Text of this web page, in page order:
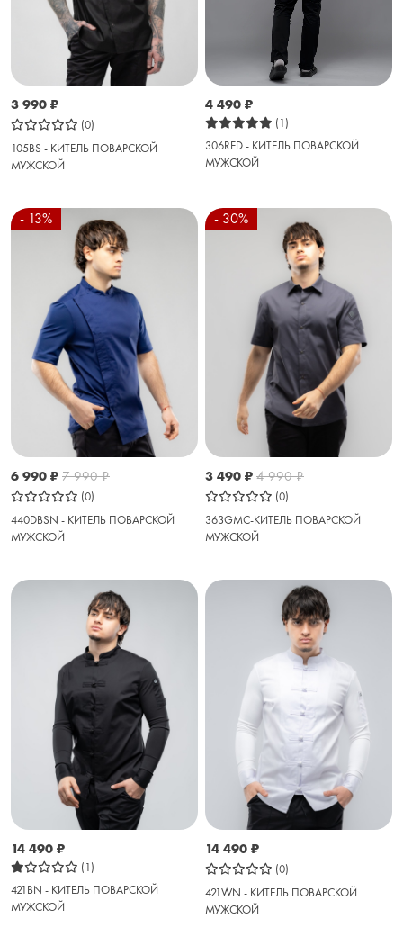
3 990 ₽
(0)
105BS - КИТЕЛЬ ПОВАРСКОЙ
МУЖСКОЙ
4 490 ₽
(1)
306RED - КИТЕЛЬ ПОВАРСКОЙ
МУЖСКОЙ
- 13%
6 990 ₽ 7 990₽
(0)
440DBSN - КИТЕЛЬ ПОВАРСКОЙ
МУЖСКОЙ
- 30%
3 490 ₽ 4 990₽
(0)
363GMC-КИТЕЛЬ ПОВАРСКОЙ
МУЖСКОЙ
14 490 ₽
(1)
421BN - КИТЕЛЬ ПОВАРСКОЙ
МУЖСКОЙ
14 490 ₽
(0)
421WN - КИТЕЛЬ ПОВАРСКОЙ
МУЖСКОЙ